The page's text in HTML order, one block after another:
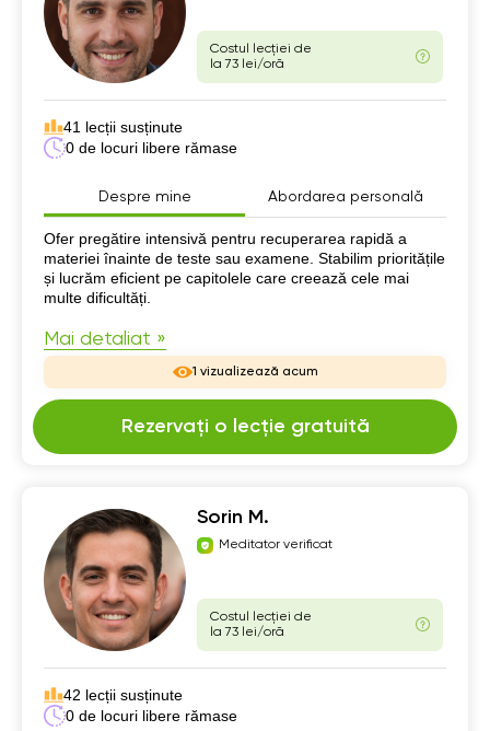
Costul lecției de
la 73 lei/oră
41 lecții susținute
0 de locuri libere rămase
Despre mine Abordarea personală
Despre mine
Ofer pregătire intensivă pentru recuperarea rapidă a
materiei înainte de teste sau examene. Stabilim prioritățile
și lucrăm eficient pe capitolele care creează cele mai
multe dificultăți.
Mai detaliat »
1 vizualizează acum
Rezervați o lecție gratuită
Sorin M.
Meditator verificat
Costul lecției de
la 73 lei/oră
42 lecții susținute
0 de locuri libere rămase